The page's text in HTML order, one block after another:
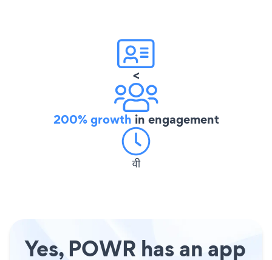
<
200% growth in engagement
वी
Yes, POWR has an app